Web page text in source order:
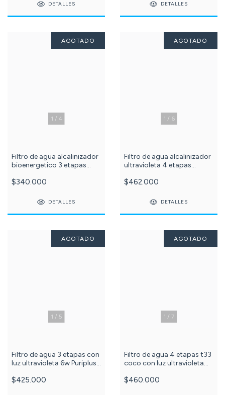
DETALLES DETALLES
1 / 4
AGOTADO
Filtro de agua alcalinizador
bioenergetico 3 etapas
$340.000
DETALLES
1 / 6
AGOTADO
Filtro de agua alcalinizador
ultravioleta 4 etapas
$462.000
DETALLES
1 / 5
AGOTADO
Filtro de agua 3 etapas con
luz ultravioleta 6w Puriplus
$425.000
1 / 7
AGOTADO
Filtro de agua 4 etapas t33
coco con luz ultravioleta
$460.000